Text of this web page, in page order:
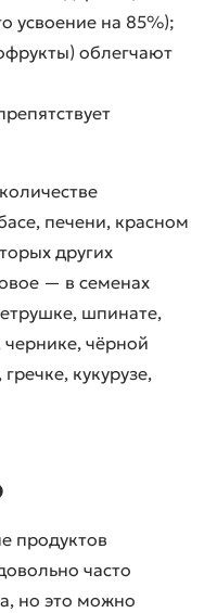
усвоение на 85%);
облегчают
печени, красном
других
— в семенах
шпинате,
чернике, чёрной
кукурузе,
продуктов
часто
но это можно